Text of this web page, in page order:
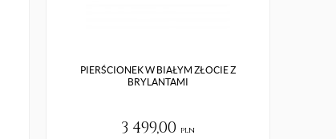
PIERŚCIONEK W BIAŁYM ZŁOCIE Z
BRYLANTAMI
3 499,00 pln